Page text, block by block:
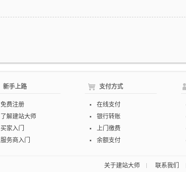
新手上路
免费注册
了解建站大师
买家入门
服务商入门
支付方式
在线支付
银行转账
上门缴费
余额支付
关于建站大师 联系我们